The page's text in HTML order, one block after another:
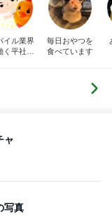
イル業界
く平社員
毎日おやつを
食べています
ャ
写真